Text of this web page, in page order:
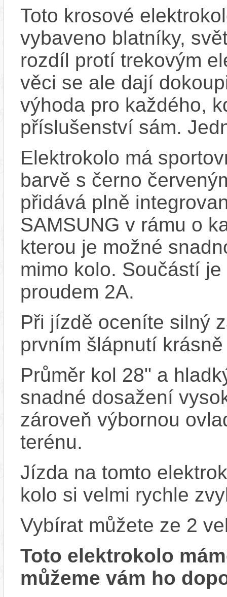
Toto krosové
vybaveno blatníky,
rozdíl protí trekovým
věci se ale dají
výhoda pro každého,
příslušenství sám.
Elektrokolo má
barvě s černo
přidává plně
SAMSUNG v rámu o
kterou je možné
mimo kolo. Součástí
proudem 2A.
Při jízdě oceníte silný
prvním šlápnutí
Průměr kol 28" a
snadné dosažení
zároveň výbornou
terénu.
Jízda na tomto
kolo si velmi rychle
Vybírat můžete ze 2
Toto elektrokolo
můžeme vám ho